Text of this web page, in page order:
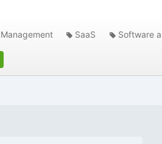
Management SaaS Software